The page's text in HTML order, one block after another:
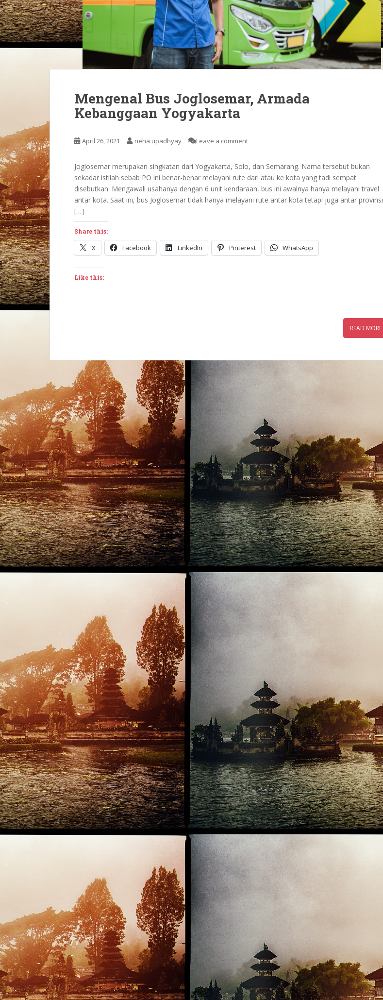
Mengenal Bus Joglosemar, Armada
Kebanggaan Yogyakarta
April 26, 2021 neha upadhyay Leave a comment
Joglosemar merupakan singkatan dari Yogyakarta, Solo, dan Semarang. Nama tersebut bukan
sekadar istilah sebab PO ini benar-benar melayani rute dari atau ke kota yang tadi sempat
disebutkan. Mengawali usahanya dengan 6 unit kendaraan, bus ini awalnya hanya melayani travel
antar kota. Saat ini, bus Joglosemar tidak hanya melayani rute antar kota tetapi juga antar provinsi
[…]
Share this:
X Facebook LinkedIn Pinterest WhatsApp
Like this:
READ MORE